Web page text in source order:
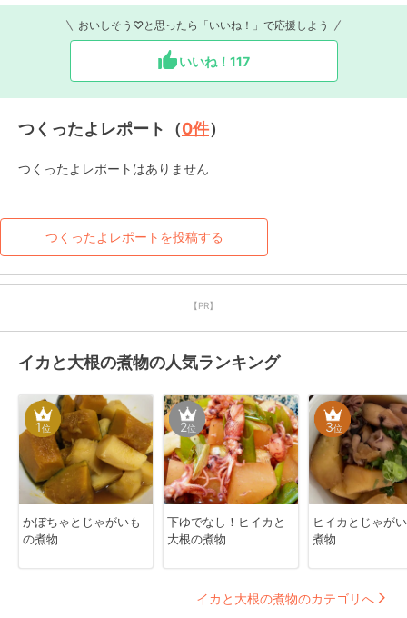
おいしそう♡と思ったら「いいね！」で応援しよう
いいね！ 117
つくったよレポート（0件）
つくったよレポートはありません
つくったよレポートを投稿する
【PR】
イカと大根の煮物の人気ランキング
1位
かぼちゃとじゃがいも
の煮物
2位
下ゆでなし！ヒイカと
大根の煮物
3位
ヒイカとじゃが
煮物
イカと大根の煮物のカテゴリへ